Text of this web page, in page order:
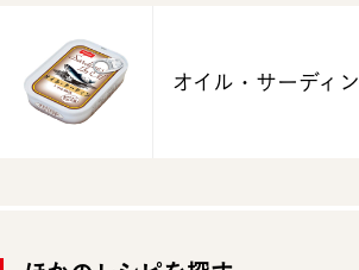
オイル・サーディン